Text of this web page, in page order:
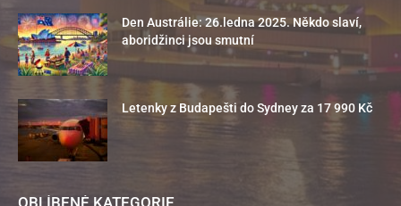
Den Austrálie: 26.ledna 2025. Někdo slaví,
aboridžinci jsou smutní
Letenky z Budapešti do Sydney za 17 990 Kč
OBLÍBENÉ KATEGORIE